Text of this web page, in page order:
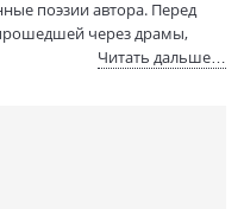
поэзии автора. Перед
через драмы,
века и тем не менее
Читать дальше…